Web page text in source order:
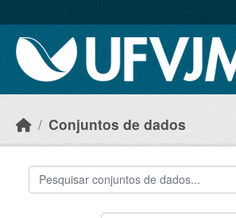
Conjuntos de dados